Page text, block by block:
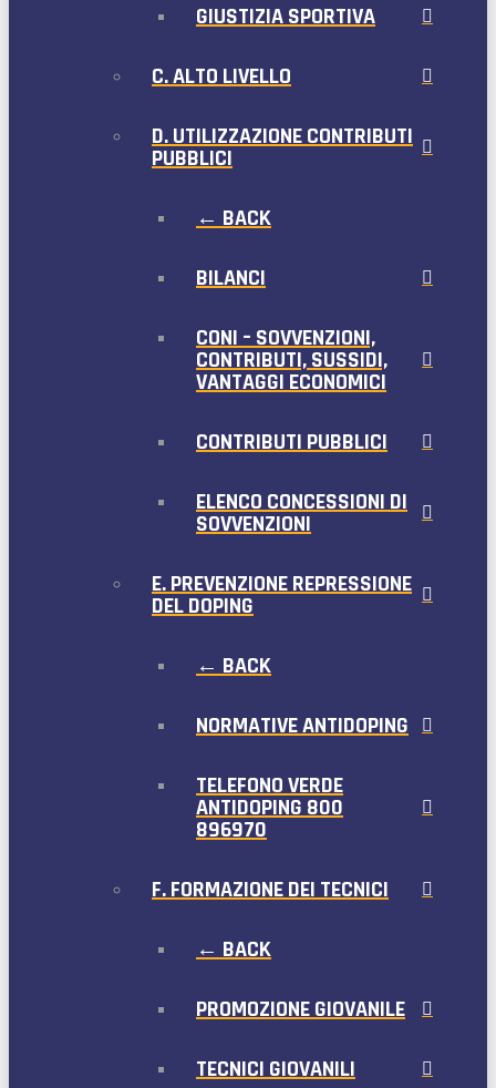
GIUSTIZIA SPORTIVA
C. ALTO LIVELLO
D. UTILIZZAZIONE CONTRIBUTI
PUBBLICI
← BACK
BILANCI
CONI – SOVVENZIONI,
CONTRIBUTI, SUSSIDI,
VANTAGGI ECONOMICI
CONTRIBUTI PUBBLICI
ELENCO CONCESSIONI DI
SOVVENZIONI
E. PREVENZIONE REPRESSIONE
DEL DOPING
← BACK
NORMATIVE ANTIDOPING
TELEFONO VERDE
ANTIDOPING 800
896970
F. FORMAZIONE DEI TECNICI
← BACK
PROMOZIONE GIOVANILE
TECNICI GIOVANILI